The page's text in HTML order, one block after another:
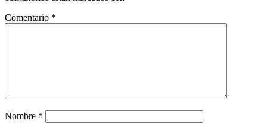
Comentario *
Nombre *